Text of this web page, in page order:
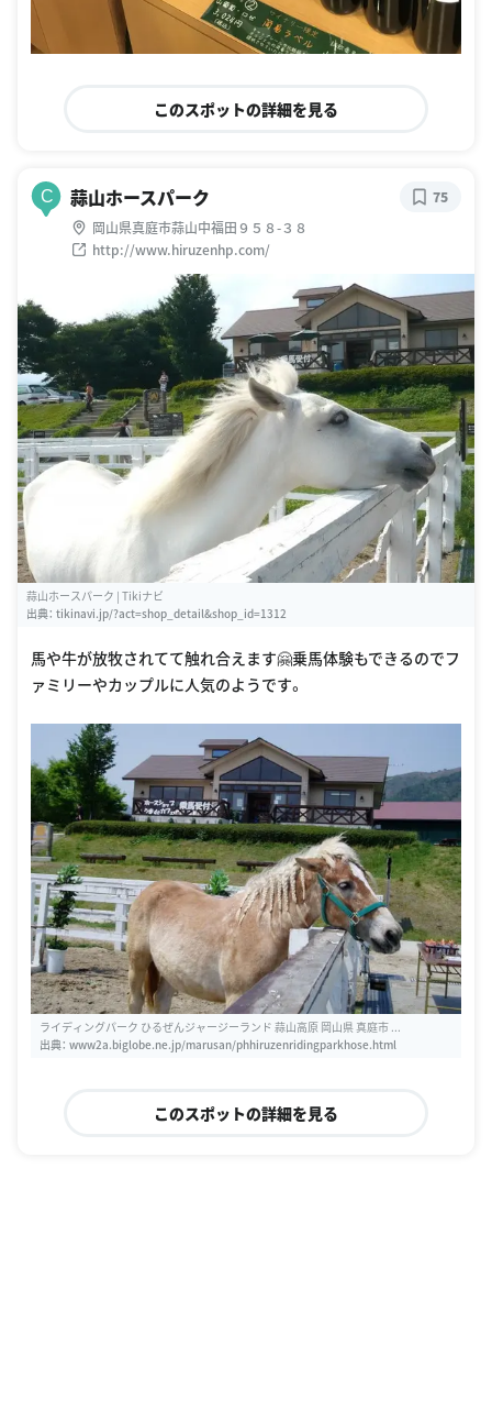
このスポットの詳細を見る
C 蒜山ホースパーク
岡山県真庭市蒜山中福田９５８-３８
http://www.hiruzenhp.com/
75
蒜山ホースパーク | Tikiナビ
出典： tikinavi.jp/?act=shop_detail&shop_id=1312
馬や牛が放牧されてて触れ合えます🤗乗馬体験もできるのでフ
ァミリーやカップルに人気のようです。
ライディングパーク ひるぜんジャージーランド 蒜山高原 岡山県 真庭市 ...
出典： www2a.biglobe.ne.jp/marusan/phhiruzenridingparkhose.html
このスポットの詳細を見る